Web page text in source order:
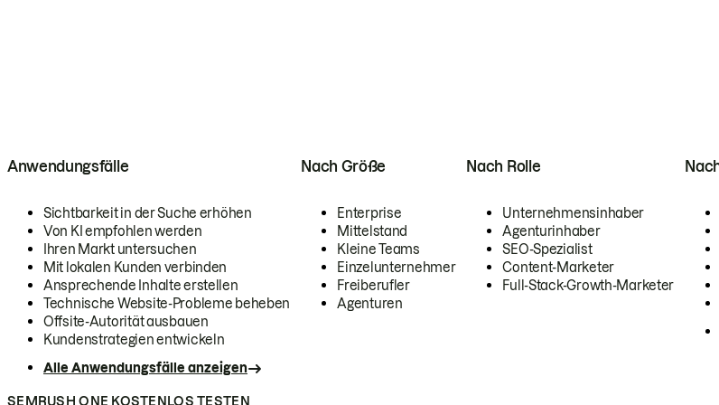
Anwendungsfälle
Sichtbarkeit in der Suche erhöhen
Von KI empfohlen werden
Ihren Markt untersuchen
Mit lokalen Kunden verbinden
Ansprechende Inhalte erstellen
Technische Website-Probleme beheben
Offsite-Autorität ausbauen
Kundenstrategien entwickeln
Alle Anwendungsfälle anzeigen
Nach Größe
Enterprise
Mittelstand
Kleine Teams
Einzelunternehmer
Freiberufler
Agenturen
Nach Rolle
Unternehmensinhaber
Agenturinhaber
SEO-Spezialist
Content-Marketer
Full-Stack-Growth-Marketer
SEMRUSH ONE KOSTENLOS TESTEN